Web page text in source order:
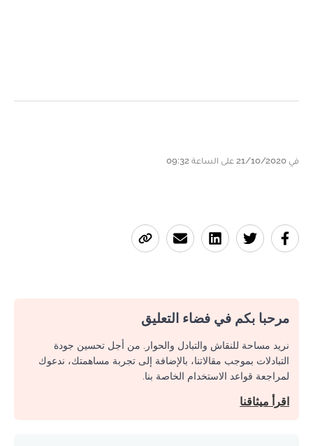
في 21/10/2020 على الساعة 09:32
مرحبا بكم في فضاء التعليق
نريد مساحة للنقاش والتبادل والحوار. من أجل تحسين جودة
التبادلات بموجب مقالاتنا، بالإضافة إلى تجربة مساهمتك، ندعوك
لمراجعة قواعد الاستخدام الخاصة بنا.
اقرأ ميثاقنا